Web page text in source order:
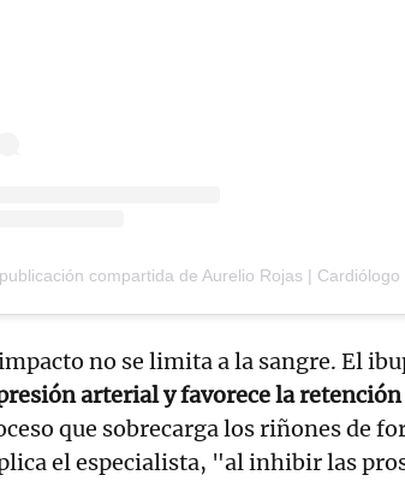
compartida de Aurelio Rojas |
no se limita a la sangre. El
arterial y favorece la
que sobrecarga los riñones de
el especialista, "al inhibir las